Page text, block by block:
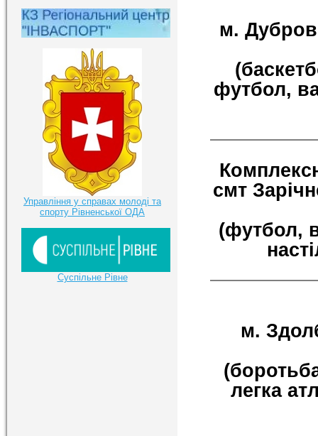
м.
футбол,
смт
(футбол,
м.
легка
Управління у справах молоді та
спорту Рівненської ОДА
Суспільне Рівне